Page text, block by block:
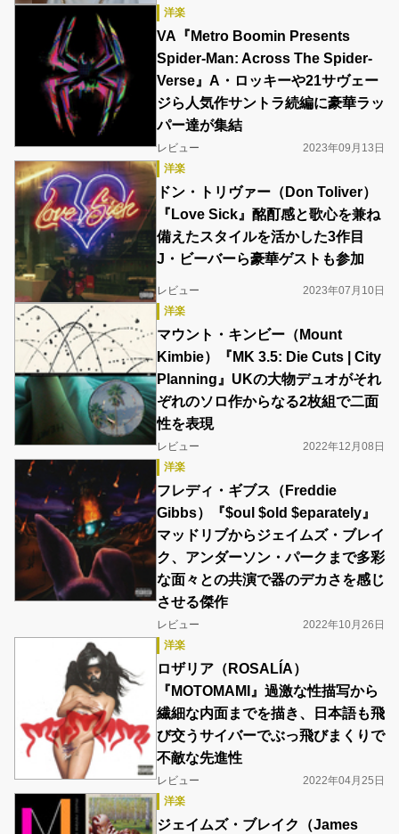
洋楽
VA『Metro Boomin Presents
Spider-Man: Across The Spider-
Verse』A・ロッキーや21サヴェー
ジら人気作サントラ続編に豪華ラッ
パー達が集結
レビュー
2023年09月13日
洋楽
ドン・トリヴァー（Don Toliver）
『Love Sick』酩酊感と歌心を兼ね
備えたスタイルを活かした3作目
J・ビーバーら豪華ゲストも参加
レビュー
2023年07月10日
洋楽
マウント・キンビー（Mount
Kimbie）『MK 3.5: Die Cuts | City
Planning』UKの大物デュオがそれ
ぞれのソロ作からなる2枚組で二面
性を表現
レビュー
2022年12月08日
洋楽
フレディ・ギブス（Freddie
Gibbs）『$oul $old $eparately』
マッドリブからジェイムズ・ブレイ
ク、アンダーソン・パークまで多彩
な面々との共演で器のデカさを感じ
させる傑作
レビュー
2022年10月26日
洋楽
ロザリア（ROSALÍA）
『MOTOMAMI』過激な性描写から
繊細な内面までを描き、日本語も飛
び交うサイバーでぶっ飛びまくりで
不敵な先進性
レビュー
2022年04月25日
洋楽
ジェイムズ・ブレイク（James